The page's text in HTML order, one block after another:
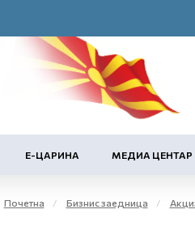
Е-ЦАРИНА МЕДИА ЦЕНТАР
Почетна Бизнис заедница